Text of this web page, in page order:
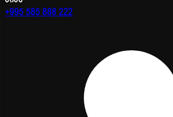
+995 585 888 222